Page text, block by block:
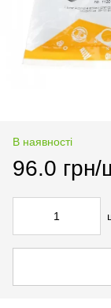
В наявності
96.0 грн/